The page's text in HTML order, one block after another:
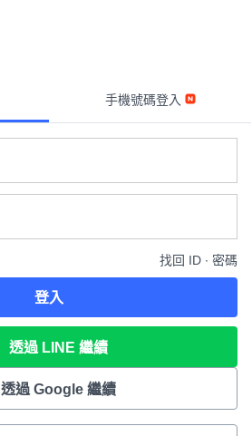
手機號碼登入
找回 ID ∙ 密碼
登入
透過 LINE 繼續
透過 Google 繼續